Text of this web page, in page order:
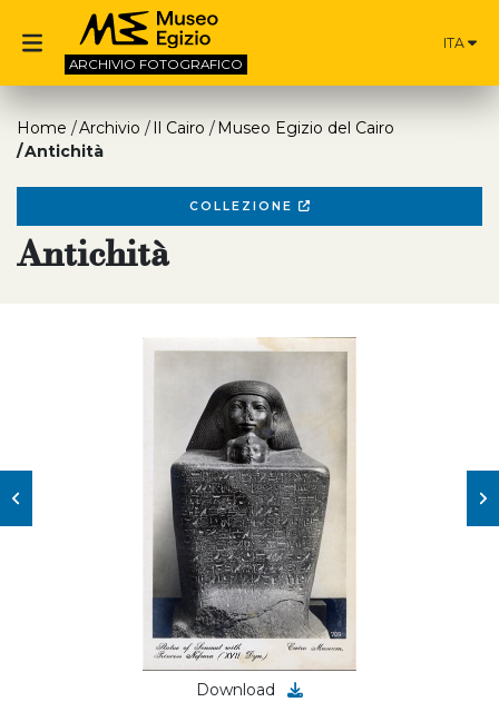
ARCHIVIO FOTOGRAFICO
ITA
Home Archivio Il Cairo
Museo Egizio del Cairo
Antichità
COLLEZIONE
Antichità
Download